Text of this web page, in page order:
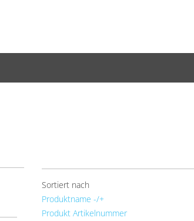
Sortiert nach
Produktname -/+
Produkt Artikelnummer